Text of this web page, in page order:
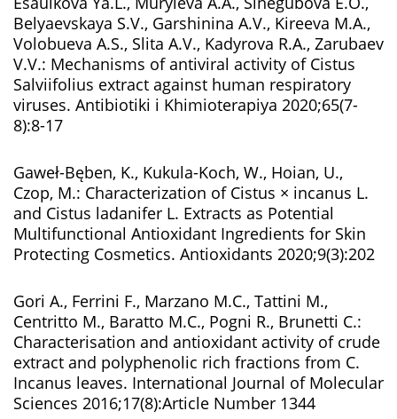
Belyaevskaya S.V., Garshinina A.V., Kireeva M.A.,
Volobueva A.S., Slita A.V., Kadyrova R.A., Zarubaev
V.V.: Mechanisms of antiviral activity of Cistus
Salviifolius extract against human respiratory
viruses. Antibiotiki i Khimioterapiya 2020;65(7-
8):8-17
Gaweł-Bęben, K., Kukula-Koch, W., Hoian, U.,
Czop, M.: Characterization of Cistus × incanus L.
and Cistus ladanifer L. Extracts as Potential
Multifunctional Antioxidant Ingredients for Skin
Protecting Cosmetics. Antioxidants 2020;9(3):202
Gori A., Ferrini F., Marzano M.C., Tattini M.,
Centritto M., Baratto M.C., Pogni R., Brunetti C.:
Characterisation and antioxidant activity of crude
extract and polyphenolic rich fractions from C.
Incanus leaves. International Journal of Molecular
Sciences 2016;17(8):Article Number 1344